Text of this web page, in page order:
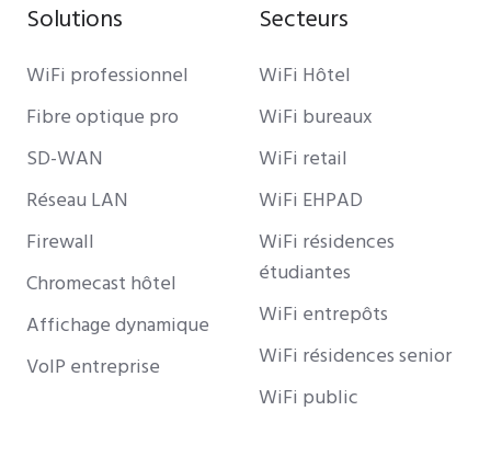
Solutions
WiFi professionnel
Fibre optique pro
SD-WAN
Réseau LAN
Firewall
Chromecast hôtel
Affichage dynamique
VoIP entreprise
Secteurs
WiFi Hôtel
WiFi bureaux
WiFi retail
WiFi EHPAD
WiFi résidences
étudiantes
WiFi entrepôts
WiFi résidences senior
WiFi public